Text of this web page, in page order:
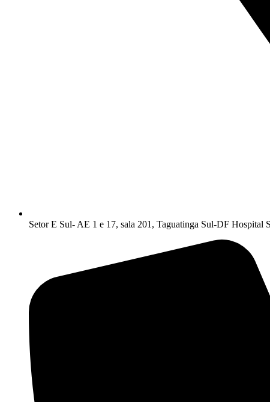
Setor E Sul- AE 1 e 17, sala 201, Taguatinga Sul-DF Hospital